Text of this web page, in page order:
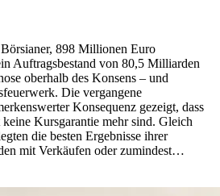
898 Millionen Euro
Auftragsbestand von 80,5 Milliarden
oberhalb des Konsens – und
Die vergangene
Konsequenz gezeigt, dass
Kursgarantie mehr sind. Gleich
die besten Ergebnisse ihrer
mit Verkäufen oder zumindest…